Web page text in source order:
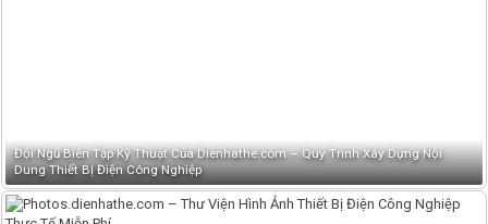
Đội Ngũ Biên Tập Kỹ Thuật Của Dienhathe.com – Quy Trình Xây Dựng Nội
Dung Thiết Bị Điện Công Nghiệp